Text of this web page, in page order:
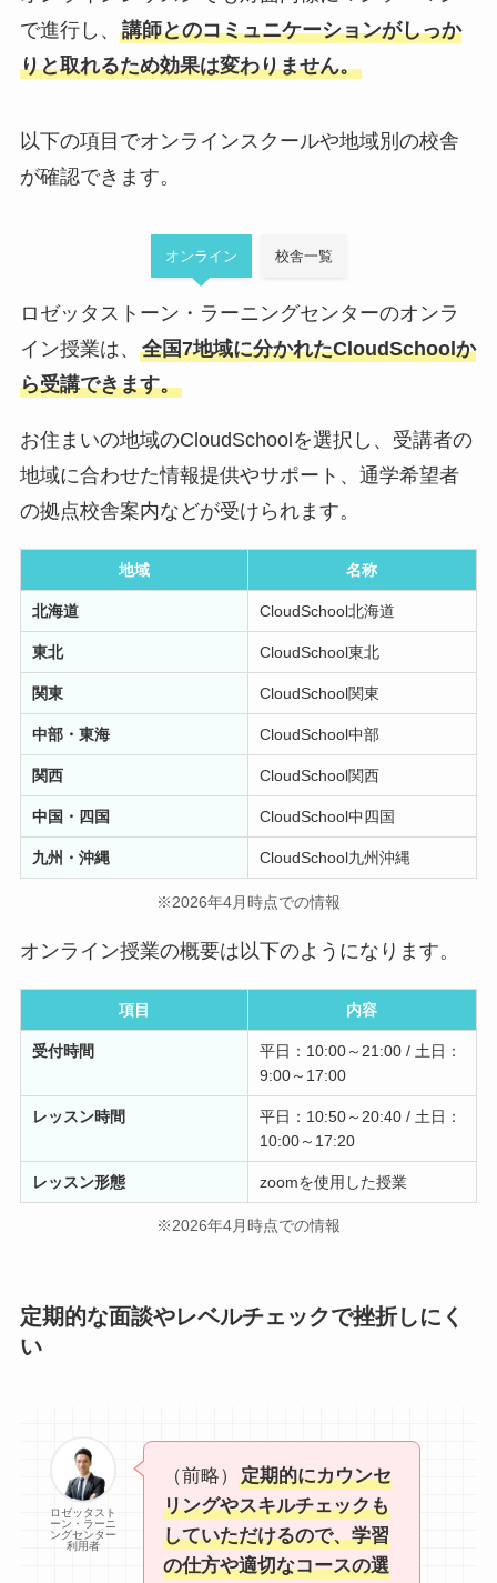
で進行し、 講師とのコミュニケーションがしっか
りと取れるため効果は変わりません。
以下の項目でオンラインスクールや地域別の校舎
が確認できます。
オンライン 校舎一覧
ロゼッタストーン・ラーニングセンターのオンラ
イン授業は、 全国7地域に分かれたCloudSchoolか
ら受講できます。
お住まいの地域のCloudSchoolを選択し、受講者の
地域に合わせた情報提供やサポート、通学希望者
の拠点校舎案内などが受けられます。
地域 名称
北海道 CloudSchool北海道
東北 CloudSchool東北
関東 CloudSchool関東
中部・東海 CloudSchool中部
関西 CloudSchool関西
中国・四国 CloudSchool中四国
九州・沖縄 CloudSchool九州沖縄
※2026年4月時点での情報
オンライン授業の概要は以下のようになります。
項目 内容
受付時間
平日：10:00～21:00 / 土日：
9:00～17:00
レッスン時間
平日：10:50～20:40 / 土日：
10:00～17:20
レッスン形態 zoomを使用した授業
※2026年4月時点での情報
定期的な面談やレベルチェックで挫折しにく
い
ロゼッタスト
ーン・ラーニ
ングセンター
利用者
（前略）
定期的にカウンセ
リングやスキルチェックも
していただけるので、学習
の仕方や適切なコースの選